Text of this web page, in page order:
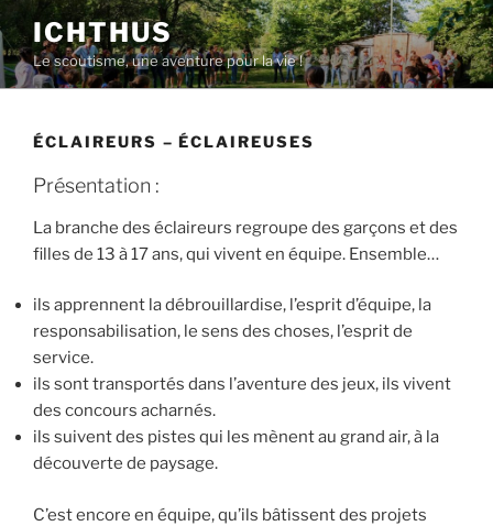
Aller
au
contenu
principal
ICHTHUS
Le scoutisme, une aventure pour la vie !
ÉCLAIREURS – ÉCLAIREUSES
Présentation :
La branche des éclaireurs regroupe des garçons et des
filles de 13 à 17 ans, qui vivent en équipe. Ensemble…
ils apprennent la débrouillardise, l’esprit d’équipe, la
responsabilisation, le sens des choses, l’esprit de
service.
ils sont transportés dans l’aventure des jeux, ils vivent
des concours acharnés.
ils suivent des pistes qui les mènent au grand air, à la
découverte de paysage.
C’est encore en équipe, qu’ils bâtissent des projets